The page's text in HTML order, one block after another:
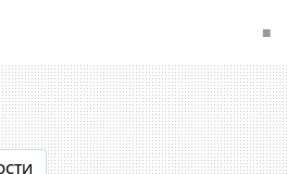
■